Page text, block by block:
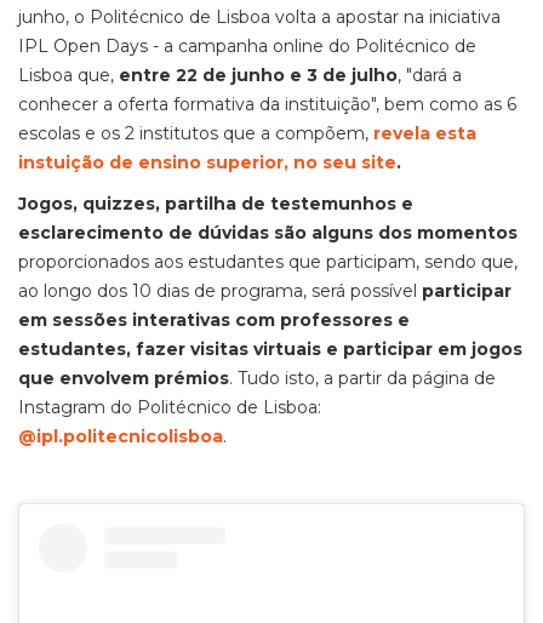
junho, o Politécnico de Lisboa volta a apostar na iniciativa
IPL Open Days - a campanha online do Politécnico de
Lisboa que, entre 22 de junho e 3 de julho, "dará a
conhecer a oferta formativa da instituição", bem como as 6
escolas e os 2 institutos que a compõem, revela esta
instuição de ensino superior, no seu site.
Jogos, quizzes, partilha de testemunhos e
esclarecimento de dúvidas são alguns dos momentos
proporcionados aos estudantes que participam, sendo que,
ao longo dos 10 dias de programa, será possível participar
em sessões interativas com professores e
estudantes, fazer visitas virtuais e participar em jogos
que envolvem prémios. Tudo isto, a partir da página de
Instagram do Politécnico de Lisboa:
@ipl.politecnicolisboa.